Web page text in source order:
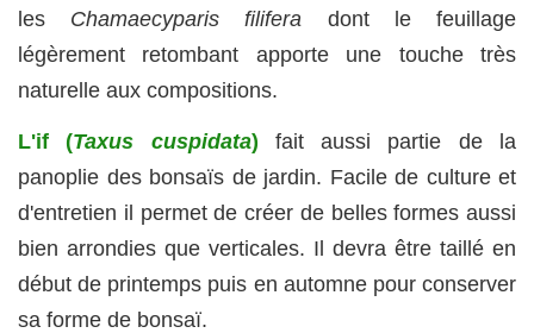
les Chamaecyparis filifera dont le feuillage
légèrement retombant apporte une touche très
naturelle aux compositions.
L'if (Taxus cuspidata) fait aussi partie de la
panoplie des bonsaïs de jardin. Facile de culture et
d'entretien il permet de créer de belles formes aussi
bien arrondies que verticales. Il devra être taillé en
début de printemps puis en automne pour conserver
sa forme de bonsaï.